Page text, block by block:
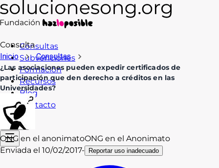
Consultas
Subvenciones
Formación
Recursos
Blog
Contacto
Acceso
Consulta
Inicio
Consultas
¿Las asociaciones pueden expedir certificados de
participación que den derecho a créditos en las
Universidades?
ONG en el anonimatoONG en el Anonimato
Enviada el 10/02/2017- Reportar uso inadecuado